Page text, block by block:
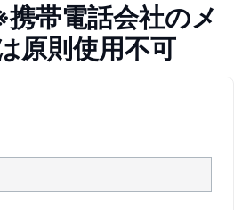
帯電話会社のメ
原則使用不可